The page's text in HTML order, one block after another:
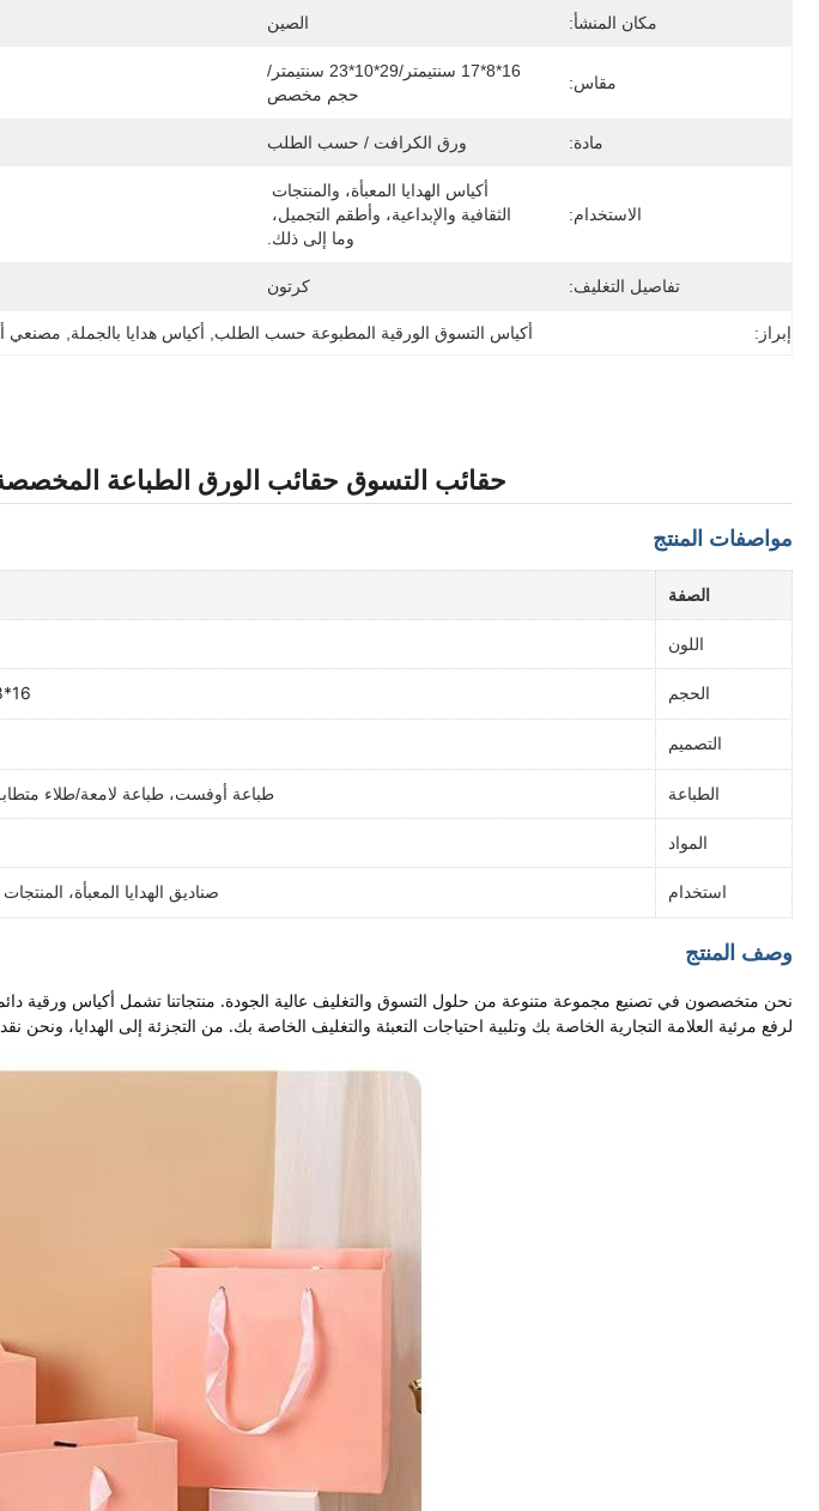
مكان المنشأ: الصين
مقاس:
16*8*17 سنتيمتر/29*10*23 سنتيمتر/
حجم مخصص
مادة: ورق الكرافت / حسب الطلب
الاستخدام:
وما إلى ذلك.
تفاصيل التغليف: كرتون
إبراز: أكياس التسوق الورقية المطبوعة حسب الطلب أكياس هدايا بالجملة مصنعي
حقائب التسوق حقائب الورق الطباعة المخصصة
مواصفات المنتج
الصفة
اللون
الحجم 16*8*17 سم
التصميم
الطباعة طباعة أوفست، طباعة لامعة/طلاء
المواد
استخدام صناديق الهدايا المعبأة،
وصف المنتج
لرفع مرئية العلامة التجارية الخاصة بك وتلبية احتياجات التعبئة والتغليف الخاصة بك. من التجزئة إلى الهدايا، ونحن